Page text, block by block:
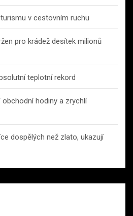
v cestovním ruchu
pro krádež desítek milionů
teplotní rekord
hodiny a zrychlí
dospělých než zlato, ukazují